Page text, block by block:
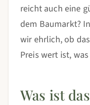
reicht auch eine
dem Baumarkt?
wir ehrlich, ob
Preis wert ist,
Was ist